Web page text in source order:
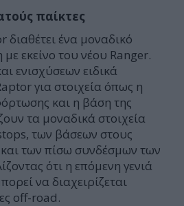
παίκτες
διαθέτει ένα μοναδικό
εκείνο του νέου Ranger.
ενισχύσεων ειδικά
για στοιχεία όπως η
και η βάση της
τα μοναδικά στοιχεία
των βάσεων στους
των πίσω συνδέσμων των
ότι η επόμενη γενιά
να διαχειρίζεται
off-road.